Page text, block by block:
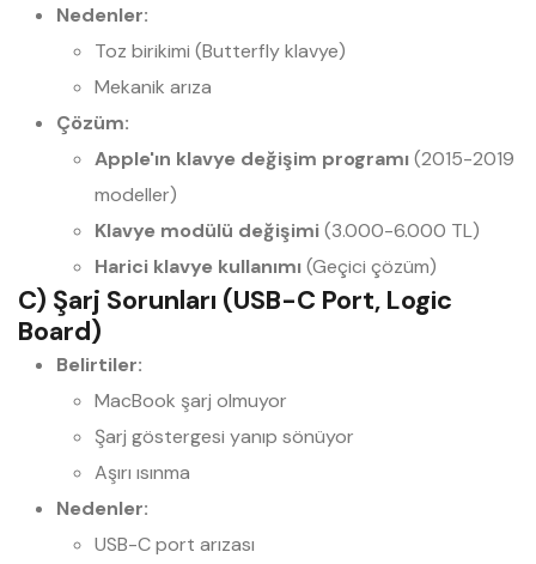
Nedenler:
Toz birikimi (Butterfly klavye)
Mekanik arıza
Çözüm:
Apple'ın klavye değişim programı(2015-2019
modeller)
Klavye modülü değişimi(3.000-6.000 TL)
Harici klavye kullanımı(Geçici çözüm)
C) Şarj Sorunları (USB-C Port, Logic
Board)
Belirtiler:
MacBook şarj olmuyor
Şarj göstergesi yanıp sönüyor
Aşırı ısınma
Nedenler:
USB-C port arızası